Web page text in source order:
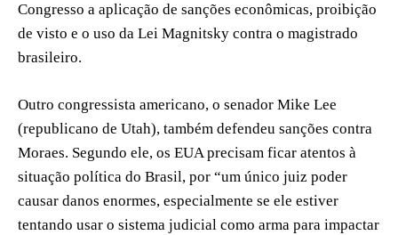
Congresso a aplicação de sanções econômicas, proibição
de visto e o uso da Lei Magnitsky contra o magistrado
brasileiro.
Outro congressista americano, o senador Mike Lee
(republicano de Utah), também defendeu sanções contra
Moraes. Segundo ele, os EUA precisam ficar atentos à
situação política do Brasil, por “um único juiz poder
causar danos enormes, especialmente se ele estiver
tentando usar o sistema judicial como arma para impactar